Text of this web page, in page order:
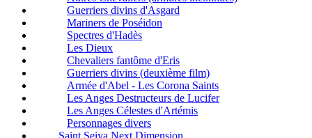
Guerriers divins d'Asgard
Mariners de Poséidon
Spectres d'Hadès
Les Dieux
Chevaliers fantôme d'Eris
Guerriers divins (deuxième film)
Armée d'Abel - Les Corona Saints
Les Anges Destructeurs de Lucifer
Les Anges Célestes d'Artémis
Personnages divers
Saint Seiya Next Dimension